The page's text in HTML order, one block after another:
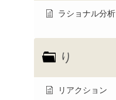
ラショナル分析
り
リアクション